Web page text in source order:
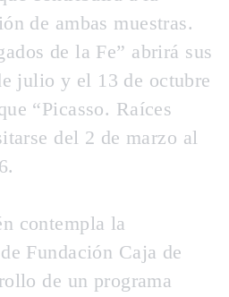
de ambas muestras.
de la Fe” abrirá sus
julio y el 13 de octubre
“Picasso. Raíces
del 2 de marzo al
contempla la
Fundación Caja de
de un programa